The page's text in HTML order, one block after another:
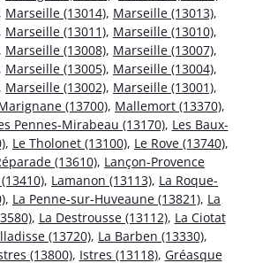
, Marseille (13014), Marseille (13013),
, Marseille (13011), Marseille (13010),
, Marseille (13008), Marseille (13007),
, Marseille (13005), Marseille (13004),
, Marseille (13002), Marseille (13001),
(13700), Mallemort (13370),
Pennes-Mirabeau (13170), Les Baux-
, Le Tholonet (13100), Le Rove (13740),
(13610), Lançon-Provence
, Lamanon (13113), La Roque-
, La Penne-sur-Huveaune (13821), La
, La Destrousse (13112), La Ciotat
(13720), La Barben (13330),
(13800), Istres (13118), Gréasque